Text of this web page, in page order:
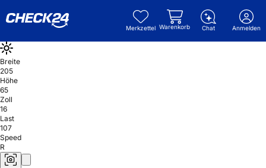
Merkzettel Warenkorb Chat Anmelden
Breite
205
Höhe
65
Zoll
16
Last
107
Speed
R